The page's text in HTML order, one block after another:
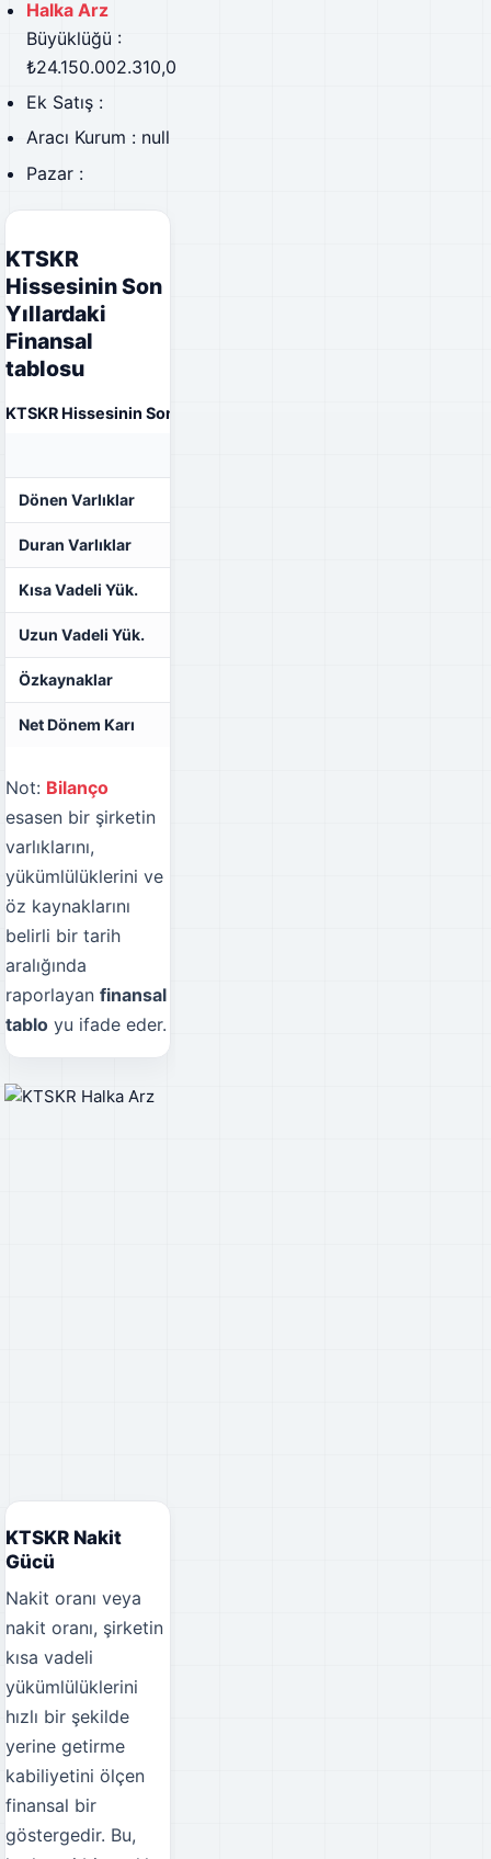
Halka Arz
Büyüklüğü :
₺24.150.002.310,00
Ek Satış :
Aracı Kurum : null
Pazar :
KTSKR
Hissesinin Son
Yıllardaki
Finansal
tablosu
KTSKR Hissesinin Son Yıllardaki Finansal tablosu
Dönen Varlıklar
Duran Varlıklar
Kısa Vadeli Yük.
Uzun Vadeli Yük.
Özkaynaklar
Net Dönem Karı
Not: Bilanço
esasen bir şirketin
varlıklarını,
yükümlülüklerini ve
öz kaynaklarını
belirli bir tarih
aralığında
raporlayan finansal
tablo yu ifade eder.
KTSKR Nakit
Gücü
Nakit oranı veya
nakit oranı, şirketin
kısa vadeli
yükümlülüklerini
hızlı bir şekilde
yerine getirme
kabiliyetini ölçen
finansal bir
göstergedir. Bu,